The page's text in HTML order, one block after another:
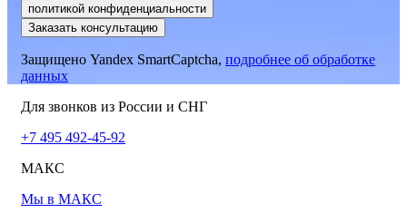
политикой конфиденциальности
Заказать консультацию
Защищено Yandex SmartCaptcha, подробнее об обработке
данных
Для звонков из России и СНГ
+7 495 492-45-92
МАКС
Мы в МАКС